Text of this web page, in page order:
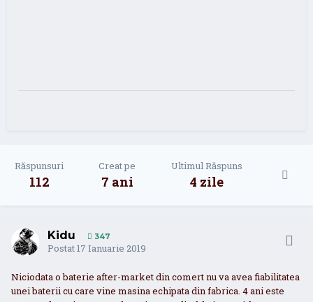
Răspunsuri
112
Creat pe
7 ani
Ultimul Răspuns
4 zile
Kidu 347
Postat17 Ianuarie 2019
Niciodata o baterie after-market din comert nu va avea fiabilitatea
unei baterii cu care vine masina echipata din fabrica. 4 ani este